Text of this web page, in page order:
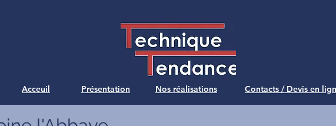
Acceuil Présentation Nos réalisations Contacts / Devis en